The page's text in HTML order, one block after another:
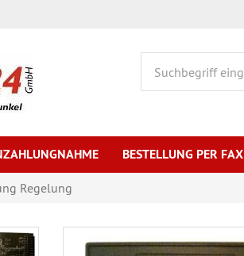
BESTELLUNG PER FAX
Regelung